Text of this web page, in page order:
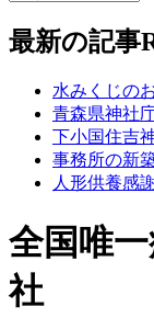
最新の記事
水みくじの
青森県神社
下小国住吉
事務所の新
人形供養感
全国唯
社